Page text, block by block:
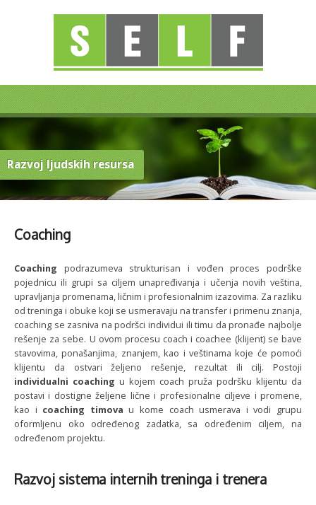
Razvoj ljudskih resursa
Coaching
Coaching podrazumeva strukturisan i vođen proces podrške
pojednicu ili grupi sa ciljem unapređivanja i učenja novih veština,
upravljanja promenama, ličnim i profesionalnim izazovima. Za razliku
od treninga i obuke koji se usmeravaju na transfer i primenu znanja,
coaching se zasniva na podršci individui ili timu da pronađe najbolje
rešenje za sebe. U ovom procesu coach i coachee (klijent) se bave
stavovima, ponašanjima, znanjem, kao i veštinama koje će pomoći
klijentu da ostvari željeno rešenje, rezultat ili cilj. Postoji
individualni coaching u kojem coach pruža podršku klijentu da
postavi i dostigne željene lične i profesionalne ciljeve i promene,
kao i coaching timova u kome coach usmerava i vodi grupu
oformljenu oko određenog zadatka, sa određenim ciljem, na
određenom projektu.
Razvoj sistema internih treninga i trenera